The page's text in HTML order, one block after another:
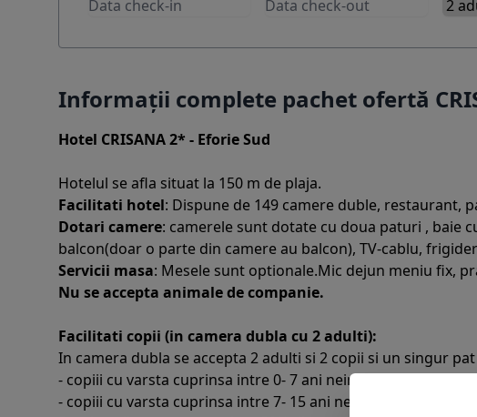
Informații complete pachet ofertă
Hotel CRISANA 2* - Eforie Sud
Hotelul se afla situat la 150 m de plaja.
Facilitati hotel: Dispune de 149 camere duble, restaurant,
Dotari camere: camerele sunt dotate cu doua paturi , baie
balcon(doar o parte din camere au balcon), TV-cablu,
Servicii masa: Mesele sunt optionale.Mic dejun meniu fix,
Nu se accepta animale de companie.
Facilitati copii (in camera dubla cu 2 adulti):
In camera dubla se accepta 2 adulti si 2 copii si un singur
- copiii cu varsta cuprinsa intre 0- 7 ani neimpliniti
- copiii cu varsta cuprinsa intre 7- 15 ani neimpliniti achita